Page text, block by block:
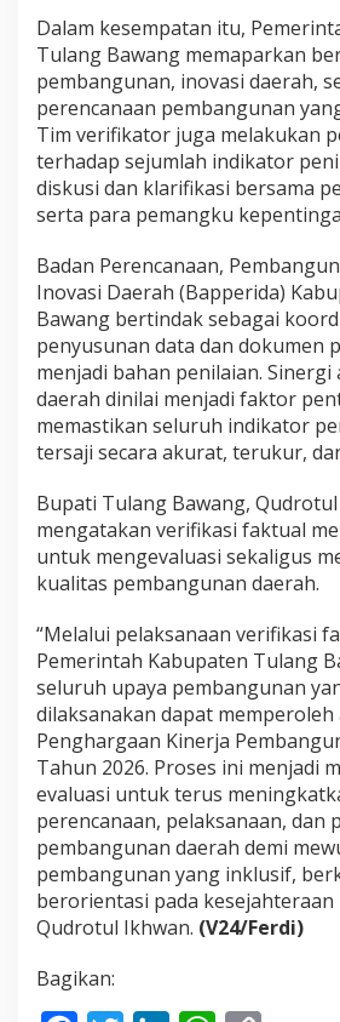
2
0
2
Dalam kesempatan itu,
Tulang Bawang memaparkan
pembangunan, inovasi daerah,
perencanaan pembangunan
Tim verifikator juga melakukan
terhadap sejumlah indikator
diskusi dan klarifikasi bersama
serta para pemangku
Badan Perencanaan,
Inovasi Daerah (Bapperida)
Bawang bertindak sebagai
penyusunan data dan dokumen
menjadi bahan penilaian.
daerah dinilai menjadi faktor
memastikan seluruh indikator
tersaji secara akurat, terukur,
Bupati Tulang Bawang,
mengatakan verifikasi faktual
untuk mengevaluasi sekaligus
kualitas pembangunan daerah.
“Melalui pelaksanaan verifikasi
Pemerintah Kabupaten Tulang
seluruh upaya pembangunan
dilaksanakan dapat
Penghargaan Kinerja
Tahun 2026. Proses ini menjadi
evaluasi untuk terus
perencanaan, pelaksanaan, dan
pembangunan daerah demi
pembangunan yang inklusif,
berorientasi pada kesejahteraan
Qudrotul Ikhwan. (V24/Ferdi)
Bagikan: